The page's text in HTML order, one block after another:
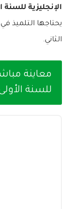
الإنجليزية للسنة
يحتاجها التلميذ
الثاني.
معاينة
للسنة